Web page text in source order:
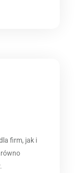
firm, jak i